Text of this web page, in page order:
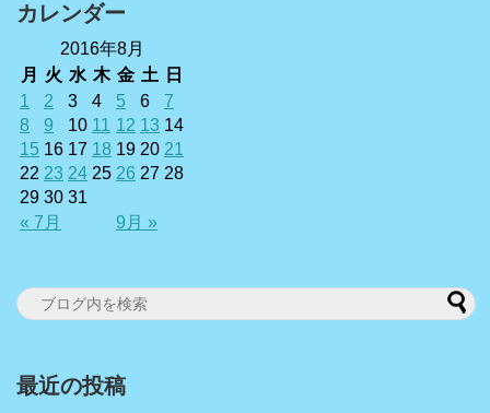
カレンダー
2016年8月
月
火 水 木 金 土 日
« 7月 9月 »
1 2 3 4 5 6
7
8
9 10 11 12 13 14
15 16 17 18 19 20 21
22 23 24 25 26 27 28
29 30 31
最近の投稿